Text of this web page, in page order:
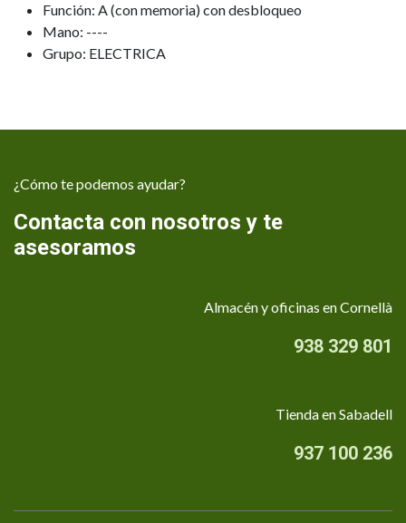
Función: A (con memoria) con desbloqueo
Mano: ----
Grupo: ELECTRICA
¿Cómo te podemos ayudar?
Contacta con nosotros y te
asesoramos
Almacén y oficinas en Cornellà
938 329 801
Tienda en Sabadell
937 100 236